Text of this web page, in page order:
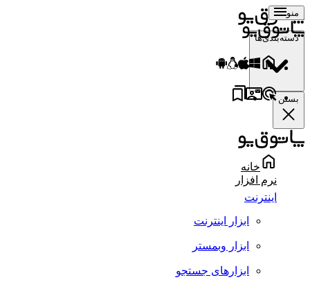
منو
دسته‌بندی‌ها
بستن
خانه
نرم افزار
اینترنت
ابزار اینترنت
ابزار وبمستر
ابزارهای جستجو